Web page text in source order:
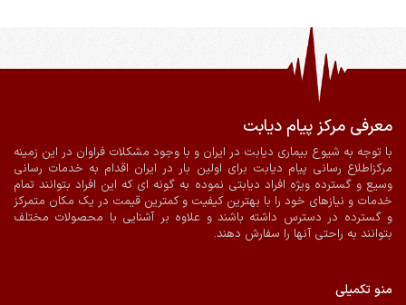
پرداخت آنلاین ارسال با پیک در شیراز
معرفی مرکز پیام دیابت
با توجه به شیوع بیماری دیابت در ایران و با وجود مشکلات فراوان در این زمینه
مرکزاطلاع رسانی پیام دیابت برای اولین بار در ایران اقدام به خدمات رسانی
وسیع و گسترده ویژه افراد دیابتی نموده به گونه ای که این افراد بتوانند تمام
خدمات و نیازهای خود را با بهترین کیفیت و کمترین قیمت در یک مکان متمرکز
و گسترده در دسترس داشته باشند و علاوه بر آشنایی با محصولات مختلف
بتوانند به راحتی آنها را سفارش دهند.
منو تکمیلی